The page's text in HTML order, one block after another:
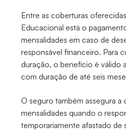
Entre as coberturas
Educacional está o
mensalidades em caso de
responsável financeiro. Para
duração, o benefício é válido
com duração de até seis
O seguro também assegura a
mensalidades quando o
temporariamente afastado de